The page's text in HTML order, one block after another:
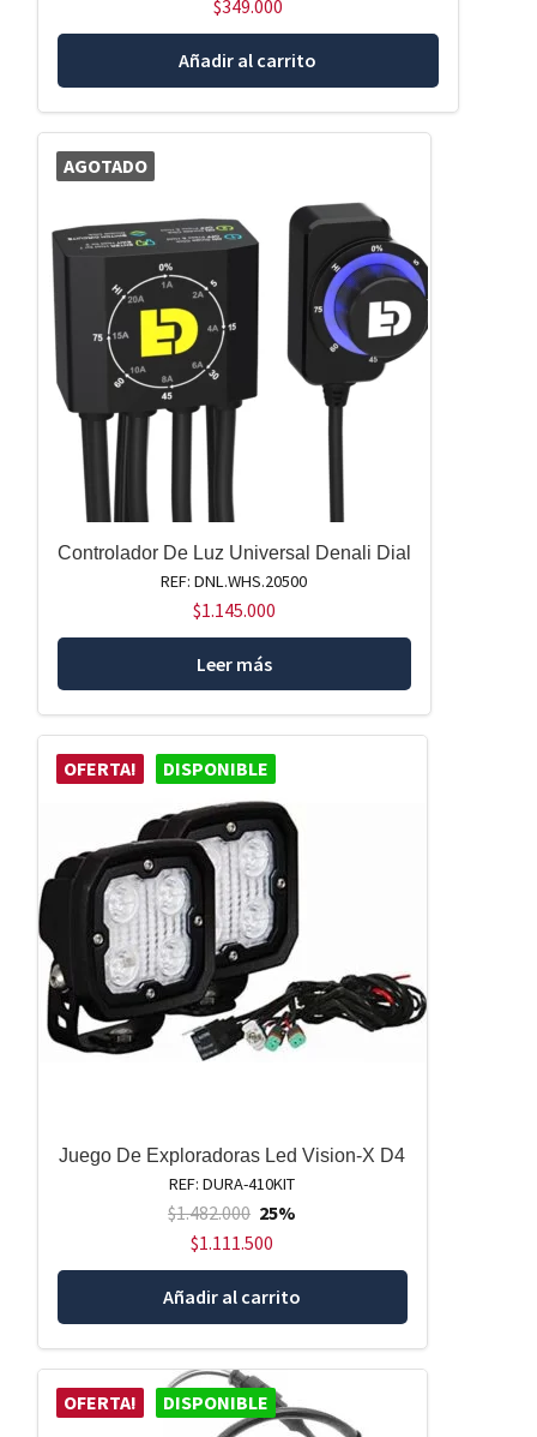
$349.000
Añadir al carrito
AGOTADO
Controlador De Luz Universal Denali Dial
REF: DNL.WHS.20500
$1.145.000
Leer más
OFERTA! DISPONIBLE
Juego De Exploradoras Led Vision-X D4
REF: DURA-410KIT
$1.482.000 25%
$1.111.500
Añadir al carrito
OFERTA! DISPONIBLE